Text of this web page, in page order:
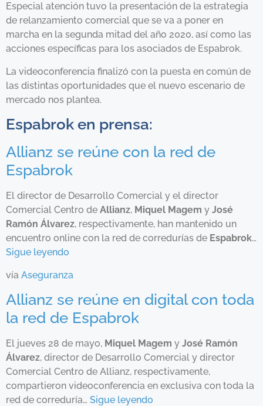
Especial atención tuvo la presentación de la estrategia
de relanzamiento comercial que se va a poner en
marcha en la segunda mitad del año 2020, así como las
acciones específicas para los asociados de Espabrok.
La videoconferencia finalizó con la puesta en común de
las distintas oportunidades que el nuevo escenario de
mercado nos plantea.
Espabrok en prensa:
Allianz se reúne con la red de
Espabrok
El director de Desarrollo Comercial y el director
Comercial Centro de Allianz, Miquel Magem y José
Ramón Álvarez, respectivamente, han mantenido un
encuentro online con la red de corredurías de Espabrok…
Sigue leyendo
vía Aseguranza
Allianz se reúne en digital con toda
la red de Espabrok
El jueves 28 de mayo, Miquel Magem y José Ramón
Álvarez, director de Desarrollo Comercial y director
Comercial Centro de Allianz, respectivamente,
compartieron videoconferencia en exclusiva con toda la
red de correduría… Sigue leyendo